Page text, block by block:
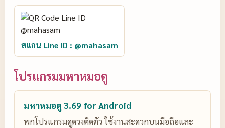
สแกน Line ID : @mahasam
โปรแกรมมหาหมอดู
มหาหมอดู 3.69 for Android
พกโปรแกรมดูดวงติดตัว ใช้งานสะดวกบนมือถือและ